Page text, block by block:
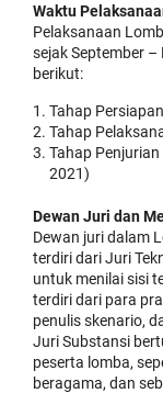
Waktu
Pelaksanaan
sejak September
berikut:
Tahap
Tahap
Tahap
2021)
Dewan Juri dan
Dewan juri dalam
terdiri dari Juri
untuk menilai sisi
terdiri dari para
penulis skenario,
Juri Substansi
peserta lomba,
beragama, dan